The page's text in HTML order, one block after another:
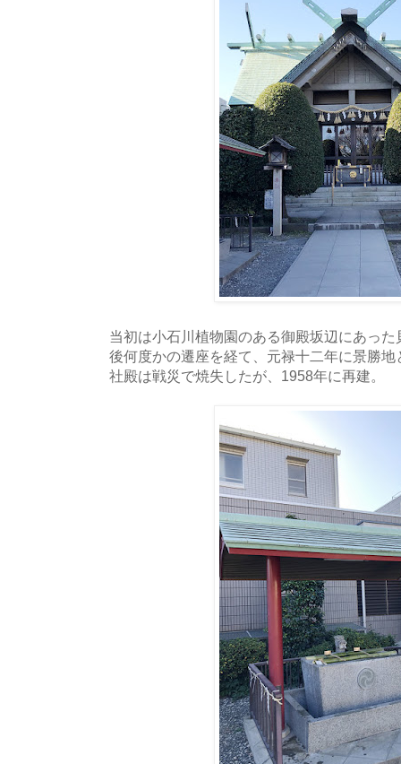
当初は小石川植物園のある御殿坂辺にあっ
後何度かの遷座を経て、元禄十二年に景勝
社殿は戦災で焼失したが、1958年に再建。